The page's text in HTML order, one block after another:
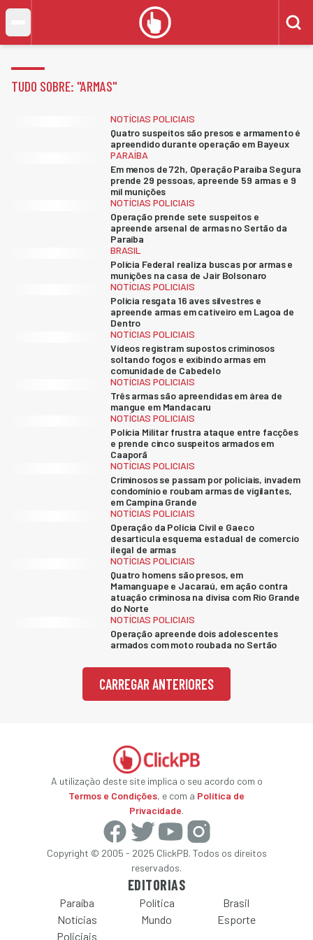
TUDO SOBRE: "ARMAS"
NOTÍCIAS POLICIAIS
Quatro suspeitos são presos e armamento é
apreendido durante operação em Bayeux
PARAÍBA
Em menos de 72h, Operação Paraíba Segura
prende 29 pessoas, apreende 59 armas e 9
mil munições
NOTÍCIAS POLICIAIS
Operação prende sete suspeitos e
apreende arsenal de armas no Sertão da
Paraíba
BRASIL
Polícia Federal realiza buscas por armas e
munições na casa de Jair Bolsonaro
NOTÍCIAS POLICIAIS
Polícia resgata 16 aves silvestres e
apreende armas em cativeiro em Lagoa de
Dentro
NOTÍCIAS POLICIAIS
Vídeos registram supostos criminosos
soltando fogos e exibindo armas em
comunidade de Cabedelo
NOTÍCIAS POLICIAIS
Três armas são apreendidas em área de
mangue em Mandacaru
NOTÍCIAS POLICIAIS
Polícia Militar frustra ataque entre facções
e prende cinco suspeitos armados em
Caaporã
NOTÍCIAS POLICIAIS
Criminosos se passam por policiais, invadem
condomínio e roubam armas de vigilantes,
em Campina Grande
NOTÍCIAS POLICIAIS
Operação da Polícia Civil e Gaeco
desarticula esquema estadual de comercio
ilegal de armas
NOTÍCIAS POLICIAIS
Quatro homens são presos, em
Mamanguape e Jacaraú, em ação contra
atuação criminosa na divisa com Rio Grande
do Norte
NOTÍCIAS POLICIAIS
Operação apreende dois adolescentes
armados com moto roubada no Sertão
CARREGAR ANTERIORES
A utilização deste site implica o seu acordo com o
Termos e Condições, e com a Política de
Privacidade.
Copyright © 2005 - 2025 ClickPB. Todos os direitos
reservados.
EDITORIAS
Paraíba Política
Brasil
Notícias
Policiais
Mundo Esporte